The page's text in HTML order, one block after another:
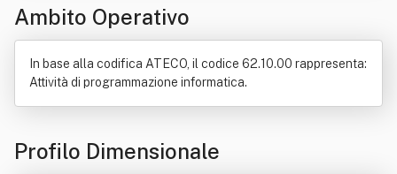
Distribuzione commerciale
Ricerca scientifica
Ambito Operativo
In base alla codifica ATECO, il codice 62.10.00 rappresenta:
Attività di programmazione informatica.
Profilo Dimensionale